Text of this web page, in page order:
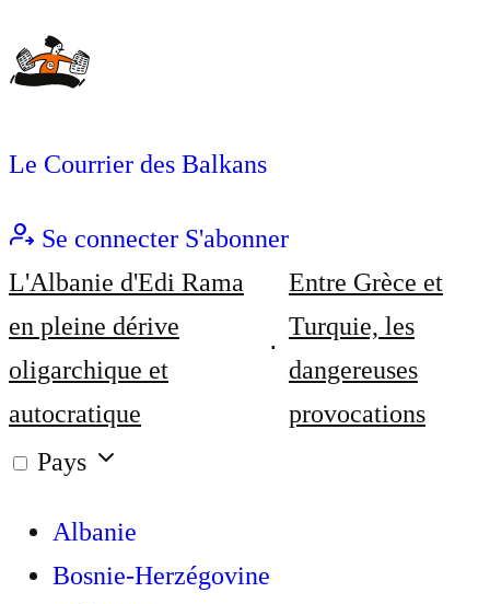
Le Courrier des Balkans
Se connecter S'abonner
L'Albanie d'Edi Rama
en pleine dérive
oligarchique et
autocratique
Entre Grèce et
Turquie, les
dangereuses
provocations
Pays
Albanie
Bosnie-Herzégovine